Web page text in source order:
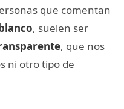
que comentan
, suelen ser
, que nos
ni otro tipo de